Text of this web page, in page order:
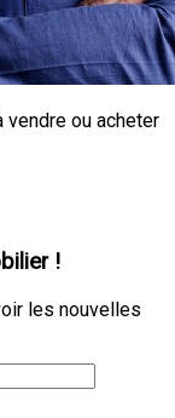
vendre ou acheter
!
les nouvelles